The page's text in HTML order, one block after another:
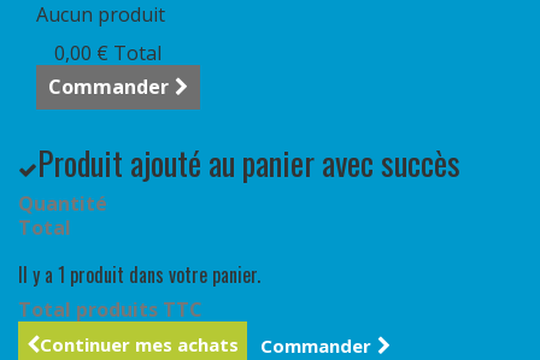
Aucun produit
0,00 € Total
Commander
Produit ajouté au panier avec succès
Quantité
Total
Il y a 1 produit dans votre panier.
Total produits TTC
Continuer mes achats Commander